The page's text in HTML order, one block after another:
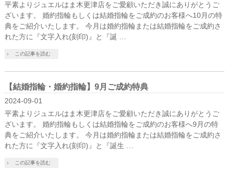
平素よりジュエルはま木更津店をご愛顧いただき誠にありがとうご
ざいます。 婚約指輪もしくは結婚指輪をご成約のお客様へ10月の特
典をご紹介いたします。 今月は婚約指輪または結婚指輪をご成約さ
れた方に『文字入れ(刻印)』と『誕 …
この記事を読む
【結婚指輪・婚約指輪】9月ご成約特典
2024-09-01
平素よりジュエルはま木更津店をご愛顧いただき誠にありがとうご
ざいます。 婚約指輪もしくは結婚指輪をご成約のお客様へ9月の特
典をご紹介いたします。 今月は婚約指輪または結婚指輪をご成約さ
れた方に『文字入れ(刻印)』と『誕生 …
この記事を読む